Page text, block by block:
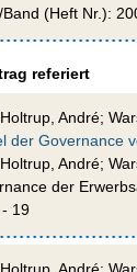
(Heft Nr.):
referiert
André;
der Governance
André;
der
19
André;